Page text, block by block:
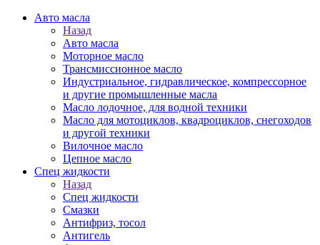
Авто масла
Назад
Авто масла
Моторное масло
Трансмиссионное масло
Индустриальное, гидравлическое, компрессорное
и другие промышленные масла
Масло лодочное, для водной техники
Масло для мотоциклов, квадроциклов, снегоходов
и другой техники
Вилочное масло
Цепное масло
Спец жидкости
Назад
Спец жидкости
Смазки
Антифриз, тосол
Антигель